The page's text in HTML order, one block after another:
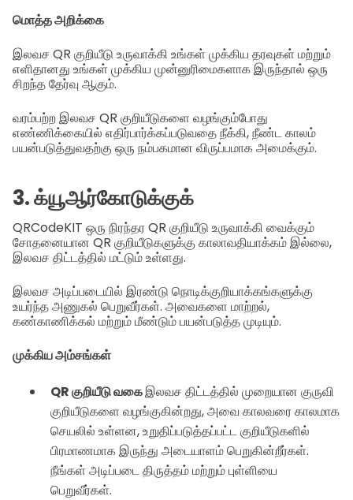
மொத்த அறிக்கை
இலவச QR குறியீடு உருவாக்கி உங்கள் முக்கிய தரவுகள் மற்றும்
எளிதானது உங்கள் முக்கிய முன்னுரிமைகளாக இருந்தால் ஒரு
சிறந்த தேர்வு ஆகும்.
வரம்பற்ற இலவச QR குறியீடுகளை வழங்கும்போது
எண்ணிக்கையில் எதிர்பார்க்கப்படுவதை நீக்கி, நீண்ட காலம்
பயன்படுத்துவதற்கு ஒரு நம்பகமான விருப்பமாக அமைக்கும்.
3. க்யூஆர்கோடுக்குக்
QRCodeKIT ஒரு நிரந்தர QR குறியீடு உருவாக்கி வைக்கும்
சோதனையான QR குறியீடுகளுக்கு காலாவதியாக்கம் இல்லை,
இலவச திட்டத்தில் மட்டும் உள்ளது.
இலவச அடிப்படையில் இரண்டு நொடிக்குறியாக்கங்களுக்கு
உயர்ந்த அணுகல் பெறுவீர்கள். அவைகளை மாற்றல்,
கண்காணிக்கல் மற்றும் மீண்டும் பயன்படுத்த முடியும்.
முக்கிய அம்சங்கள்
QR குறியீடு வகைஇலவச திட்டத்தில் முறையான குருவி
குறியீடுகளை வழங்குகின்றது, அவை காலவரை காலமாக
செயலில் உள்ளன, உறுதிப்படுத்தப்பட்ட குறியீடுகளில்
பிரமாணமாக இருந்து அடையாளம் பெறுகின்றீர்கள்.
நீங்கள் அடிப்படை திருத்தம் மற்றும் புள்ளியை
பெறுவீர்கள்.